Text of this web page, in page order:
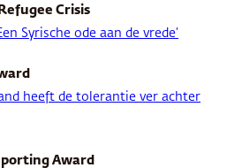
Crisis
Syrische ode aan de vrede’
heeft de tolerantie ver achter
Award